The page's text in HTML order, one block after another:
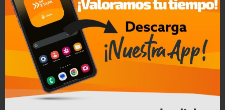
de la casa, al igual que el suministro de
agua.
Rechaza y denuncia el trabajo
infantil
Varios sitios turísticos han normalizado
el trabajo infantil en el comercio y
servicios, si lo ves no consumas ya que